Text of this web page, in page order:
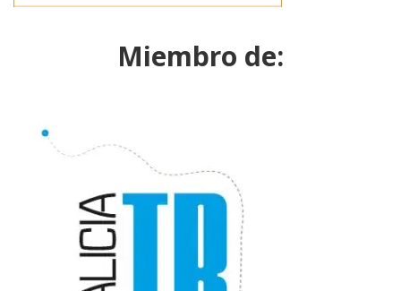
Miembro de: